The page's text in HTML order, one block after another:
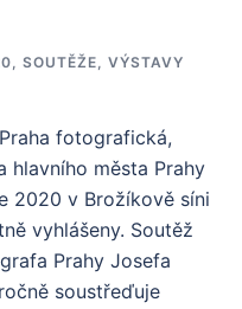
, SOUTĚŽE, VÝSTAVY
fotografická,
hlavního města Prahy
2020 v Brožíkově síni
vyhlášeny. Soutěž
Prahy Josefa
soustřeďuje